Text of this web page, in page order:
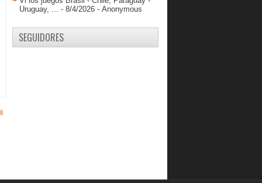
Argentina le volteó el juego a
Análisis en Frío: Venezuela-
República Dominicana
Uruguay, ... - 8/4/2026 - Anonymous
SEGUIDORES